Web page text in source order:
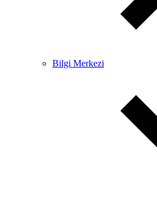
Bilgi Merkezi